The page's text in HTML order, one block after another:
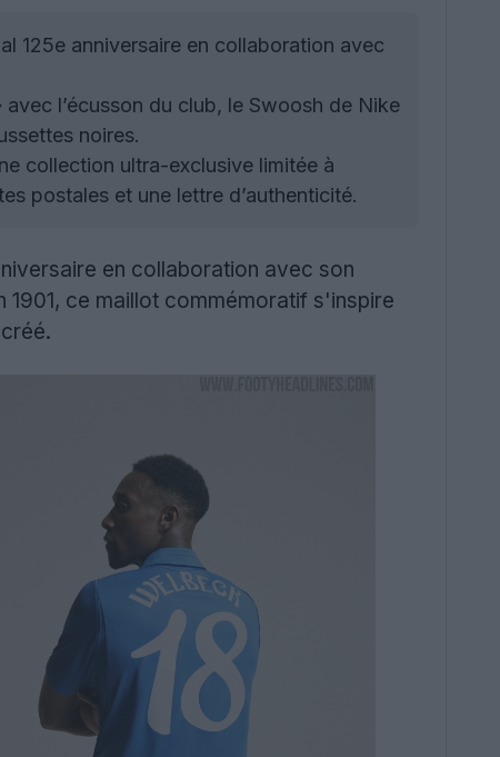
125e anniversaire en collaboration avec
l’écusson du club, le Swoosh de Nike
noires.
collection ultra-exclusive limitée à
postales et une lettre d’authenticité.
en collaboration avec son
ce maillot commémoratif s'inspire